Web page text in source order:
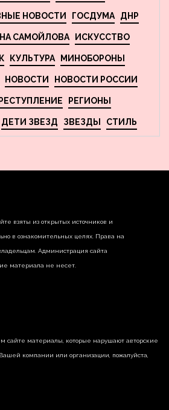
НОВОСТИ ГОСДУМА ДНР
САМОЙЛОВА ИСКУССТВО
КУЛЬТУРА МИНОБОРОНЫ
НОВОСТИ НОВОСТИ РОССИИ
РЕГИОНЫ
ДЕТИ ЗВЕЗД ЗВЕЗДЫ СТИЛЬ
взяты из открытых источников и
в ознакомительных целях. Права на
Администрация сайта
материала не несет.
сайте материалы, которые нарушают авторские
компании или организации, пожалуйста,